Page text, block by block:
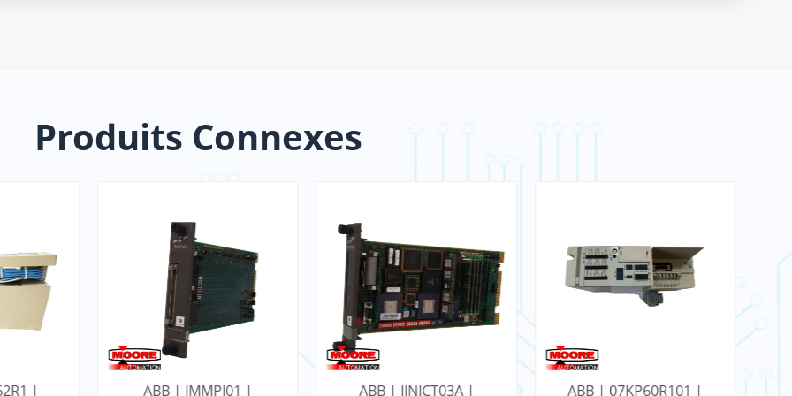
Produits Connexes
|
ABB | IINICT03A |
ABB | 07KP60R101 |
ABB | 07KP90 | 07